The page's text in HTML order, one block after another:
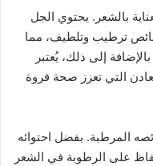
بالشعر. يحتوي الجل
ترطيب وتلطيف، مما
إلى ذلك، يُعتبر
التي تعزز صحة فروة
المرطبة. بفضل احتوائه
على الرطوبة في الشعر